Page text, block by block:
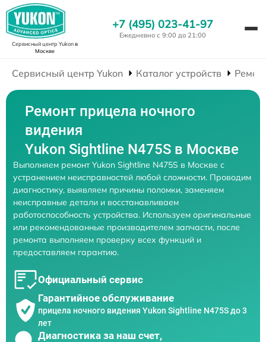
Сервисный центр Yukonв
Москве
+7 (495) 023-41-97
Ежедневно с 9:00 до 21:00
Сервисный центр Yukon Каталог устройств
Ремонт прицела ночного
видения
Yukon Sightline N475S в Москве
Выполняем ремонт Yukon Sightline N475S в Москве с
устранением неисправностей любой сложности. Проводим
диагностику, выявляем причины поломки, заменяем
неисправные детали и восстанавливаем
работоспособность устройства. Используем оригинальные
или рекомендованные производителем запчасти, после
ремонта выполняем проверку всех функций и
предоставляем гарантию.
Официальный сервис
Гарантийное обслуживание
прицела ночного видения Yukon Sightline N475S до 3
лет
Диагностика за наш счет,